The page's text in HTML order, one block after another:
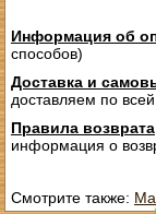
Информация об
способов)
Доставка и
доставляем по
Правила возврата
информация о
Смотрите также: